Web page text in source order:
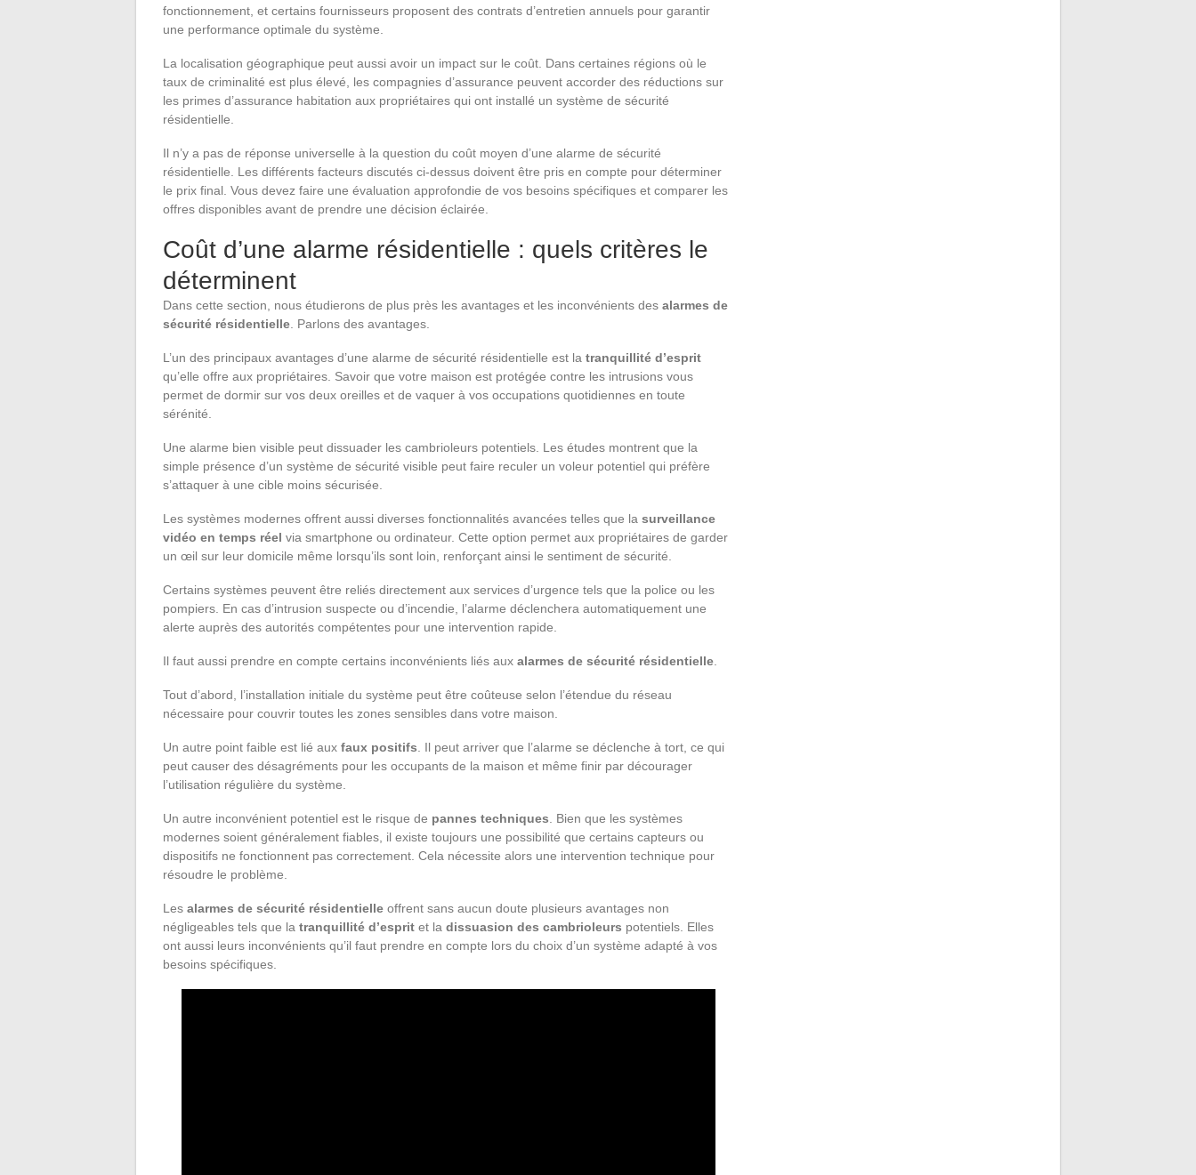
fonctionnement, et certains fournisseurs proposent des contrats d’entretien annuels pour garantir
une performance optimale du système.
La localisation géographique peut aussi avoir un impact sur le coût. Dans certaines régions où le
taux de criminalité est plus élevé, les compagnies d’assurance peuvent accorder des réductions sur
les primes d’assurance habitation aux propriétaires qui ont installé un système de sécurité
résidentielle.
Il n’y a pas de réponse universelle à la question du coût moyen d’une alarme de sécurité
résidentielle. Les différents facteurs discutés ci-dessus doivent être pris en compte pour déterminer
le prix final. Vous devez faire une évaluation approfondie de vos besoins spécifiques et comparer les
offres disponibles avant de prendre une décision éclairée.
Coût d’une alarme résidentielle : quels critères le
déterminent
Dans cette section, nous étudierons de plus près les avantages et les inconvénients des alarmes de
sécurité résidentielle . Parlons des avantages.
L’un des principaux avantages d’une alarme de sécurité résidentielle est la tranquillité d’esprit
qu’elle offre aux propriétaires. Savoir que votre maison est protégée contre les intrusions vous
permet de dormir sur vos deux oreilles et de vaquer à vos occupations quotidiennes en toute
sérénité.
Une alarme bien visible peut dissuader les cambrioleurs potentiels. Les études montrent que la
simple présence d’un système de sécurité visible peut faire reculer un voleur potentiel qui préfère
s’attaquer à une cible moins sécurisée.
Les systèmes modernes offrent aussi diverses fonctionnalités avancées telles que la surveillance
vidéo en temps réel via smartphone ou ordinateur. Cette option permet aux propriétaires de garder
un œil sur leur domicile même lorsqu’ils sont loin, renforçant ainsi le sentiment de sécurité.
Certains systèmes peuvent être reliés directement aux services d’urgence tels que la police ou les
pompiers. En cas d’intrusion suspecte ou d’incendie, l’alarme déclenchera automatiquement une
alerte auprès des autorités compétentes pour une intervention rapide.
Il faut aussi prendre en compte certains inconvénients liés aux alarmes de sécurité résidentielle
Tout d’abord, l’installation initiale du système peut être coûteuse selon l’étendue du réseau
nécessaire pour couvrir toutes les zones sensibles dans votre maison.
Un autre point faible est lié aux faux positifs . Il peut arriver que l’alarme se déclenche à tort, ce qui
peut causer des désagréments pour les occupants de la maison et même finir par décourager
l’utilisation régulière du système.
Un autre inconvénient potentiel est le risque de pannes techniques . Bien que les systèmes
modernes soient généralement fiables, il existe toujours une possibilité que certains capteurs ou
dispositifs ne fonctionnent pas correctement. Cela nécessite alors une intervention technique pour
résoudre le problème.
Les alarmes de sécurité résidentielle offrent sans aucun doute plusieurs avantages non
négligeables tels que la tranquillité d’esprit et la dissuasion des cambrioleurs potentiels. Elles
ont aussi leurs inconvénients qu’il faut prendre en compte lors du choix d’un système adapté à vos
besoins spécifiques.